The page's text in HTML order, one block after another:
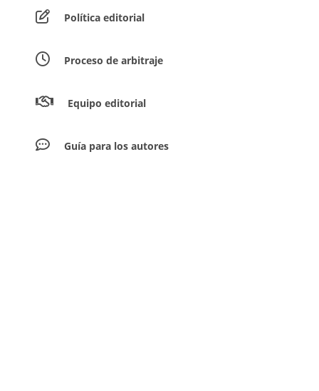
Política editorial
Proceso de arbitraje
Equipo editorial
Guía para los autores